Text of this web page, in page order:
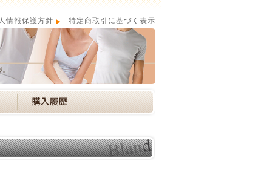
特定商取引に基づく表示
情報保護方針